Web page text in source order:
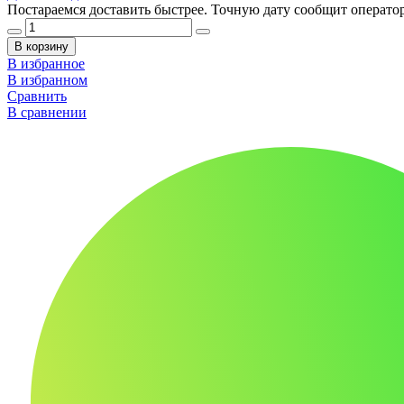
Постараемся доставить быстрее. Точную дату сообщит
В корзину
В избранное
В избранном
Сравнить
В сравнении